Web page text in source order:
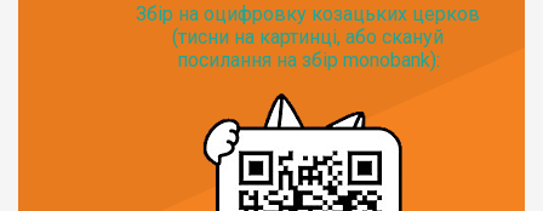
Збір на оцифровку козацьких церков
(тисни на картинці, або скануй
посилання на збір monobank):